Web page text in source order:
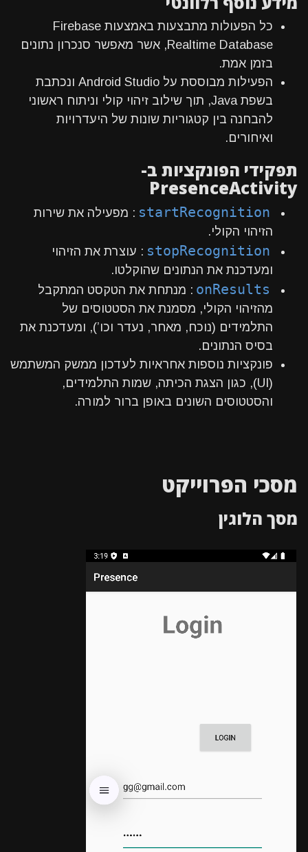
כל הפעולות מתבצעות באמצעות Firebase
Realtime Database, אשר מאפשר סנכרון נתונים
בזמן אמת.
הפעילות מבוססת על Android Studio ונכתבת
בשפת Java, תוך שילוב זיהוי קולי וניתוח ראשוני
להבחנה בין קטגוריות שונות של היעדרויות
ואיחורים.
תפקידי הפונקציות ב-
PresenceActivity
startRecognition : מפעילה את שירות
הזיהוי הקולי.
stopRecognition : עוצרת את הזיהוי
ומעדכנת את הנתונים שהוקלטו.
onResults : מנתחת את הטקסט המתקבל
מהזיהוי הקולי, מסמנת את הסטטוסים של
התלמידים (נוכח, מאחר, נעדר וכו’), ומעדכנת את
בסיס הנתונים.
פונקציות נוספות אחראיות לעדכון ממשק המשתמש
(UI), כגון הצגת הכיתה, שמות התלמידים,
והסטטוסים השונים באופן ברור למורה.
מסכי הפרוייקט
מסך הלוגין